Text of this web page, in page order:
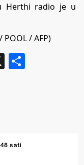
Herthi radio je u
/ AFP)
X